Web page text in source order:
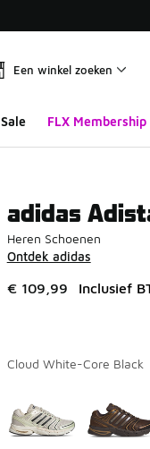
Een winkel zoeken
Sale FLX Membership
adidas
Heren Schoenen
Ontdek adidas
€ 109,99 Inclusief
Cloud White-Core Black